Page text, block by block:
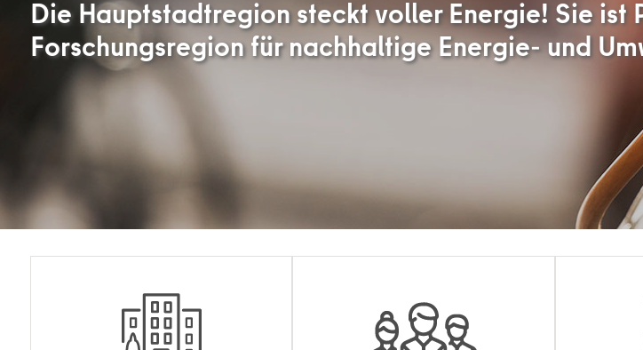
Die Hauptstadtregion steckt voller Energie! Sie ist
Forschungsregion für nachhaltige Energie- und